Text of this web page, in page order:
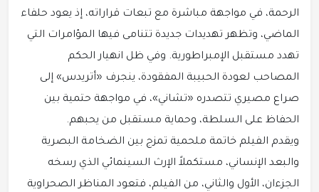
الرحمة، في مواجهة مباشرة مع تبعات قراراته، إذ يعود حلفاء
الماضي، وتظهر تهديدات جديدة تتنامى فيها المؤامرات التي
تهدد مستقبل الإمبراطورية. وفي ظل انهيار الحكم
المصاحب لعودة الحبيبة المفقودة، ينجرف «أتريدس» إلى
صراع مصيري تتصدره «تشاني»، في مواجهة حتمية بين
الحفاظ على السلطة، وحماية مستقبل من يحبهم.
ويقدم الفيلم خاتمة ملحمية تمزج بين الضخامة البصرية
والبعد الإنساني، مستكملاً الإرث السينمائي الذي رسخه
الجزءان، الأول والثاني، من الفيلم، فتعود المناظر الصحراوية